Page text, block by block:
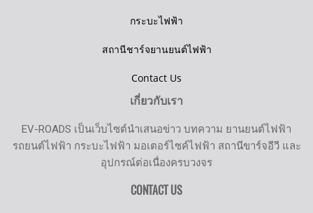
กระบะไฟฟ้า
สถานีชาร์จยานยนต์ไฟฟ้า
Contact Us
เกี่ยวกับเรา
EV-ROADS เป็นเว็บไซต์นำเสนอข่าว บทความ ยานยนต์ไฟฟ้า
รถยนต์ไฟฟ้า กระบะไฟฟ้า มอเตอร์ไซค์ไฟฟ้า สถานีขาร์จอีวี และ
อุปกรณ์ต่อเนื่องครบวงจร
CONTACT US